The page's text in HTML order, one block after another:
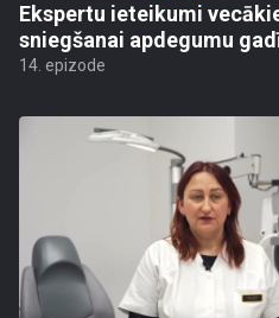
Ekspertu ieteikumi
sniegšanai apdegumu
14. epizode